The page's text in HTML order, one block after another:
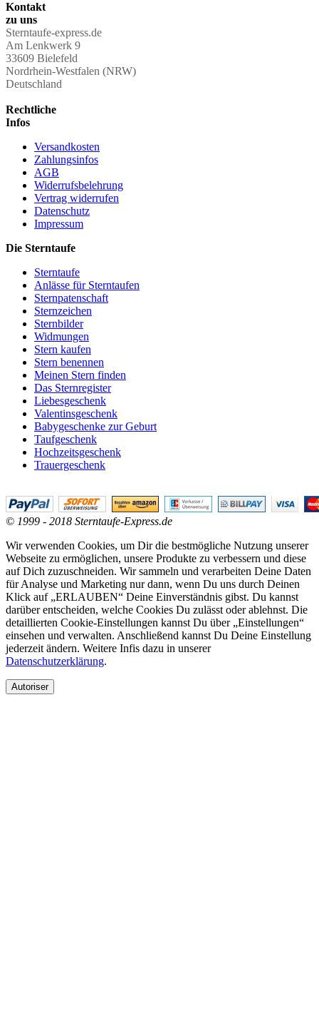
Kontakt
zu uns
Sterntaufe-express.de
Am Lenkwerk 9
33609 Bielefeld
Nordrhein-Westfalen (NRW)
Deutschland
Rechtliche
Infos
Versandkosten
Zahlungsinfos
AGB
Widerrufsbelehrung
Vertrag widerrufen
Datenschutz
Impressum
Die Sterntaufe
Sterntaufe
Anlässe für Sterntaufen
Sternpatenschaft
Sternzeichen
Sternbilder
Widmungen
Stern kaufen
Stern benennen
Meinen Stern finden
Das Sternregister
Liebesgeschenk
Valentinsgeschenk
Babygeschenke zur Geburt
Taufgeschenk
Hochzeitsgeschenk
Trauergeschenk
© 1999 - 2018 Sterntaufe-Express.de
Wir verwenden Cookies, um Dir die bestmögliche Nutzung unserer
Webseite zu ermöglichen, unsere Produkte zu verbessern und diese
auf Dich zuzuschneiden. Wir sammeln und verarbeiten Deine Daten
für Analyse und Marketing nur dann, wenn Du uns durch Deinen
Klick auf „ERLAUBEN“ Deine Einverständnis gibst. Du kannst
darüber entscheiden, welche Cookies Du zulässt oder ablehnst. Die
detaillierten Cookie-Einstellungen kannst Du über „Einstellungen“
einsehen und verwalten. Anschließend kannst Du Deine Einstellung
jederzeit ändern. Weitere Infis dazu in unserer
Datenschutzerklärung.
Autoriser